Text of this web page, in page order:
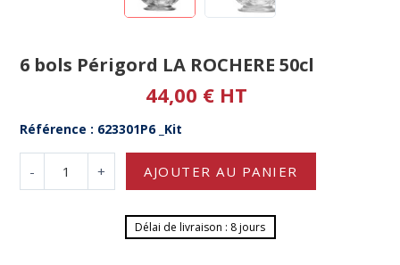
6 bols Périgord LA ROCHERE 50cl
44,00 € HT
Référence : 623301P6 _Kit
- + AJOUTER AU PANIER
Délai de livraison : 8 jours